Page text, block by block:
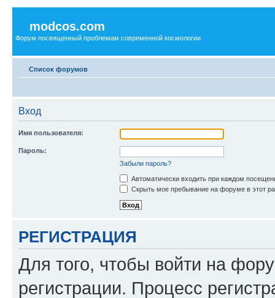
modcos.com
Форум посвященный проблемам современной космологии
Список форумов
Вход
Имя пользователя:
Пароль:
Забыли пароль?
Автоматически входить при каждом
Скрыть мое пребывание на форуме в этот
РЕГИСТРАЦИЯ
Для того, чтобы войти на
регистрации. Процесс